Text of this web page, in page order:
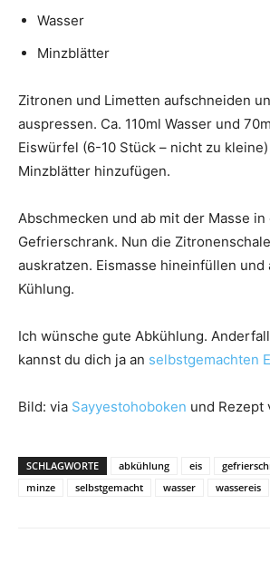
Wasser
Minzblätter
Zitronen und Limetten aufschneiden
auspressen. Ca. 110ml Wasser und
Eiswürfel (6-10 Stück – nicht zu
Minzblätter hinzufügen.
Abschmecken und ab mit der Masse in
Gefrierschrank. Nun die
auskratzen. Eismasse hineinfüllen und
Kühlung.
Ich wünsche gute Abkühlung.
kannst du dich ja an selbstgemachten
Bild: via Sayyestohoboken und Rezept
SCHLAGWORTE abkühlung eis
minze
selbstgemacht wasser wassereis